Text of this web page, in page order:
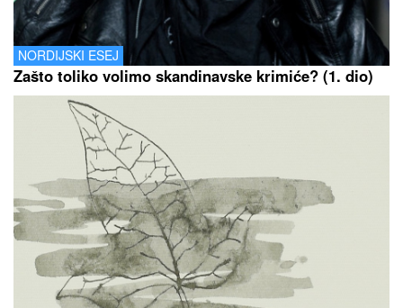
NORDIJSKI ESEJ
Zašto toliko volimo skandinavske krimiće? (1. dio)